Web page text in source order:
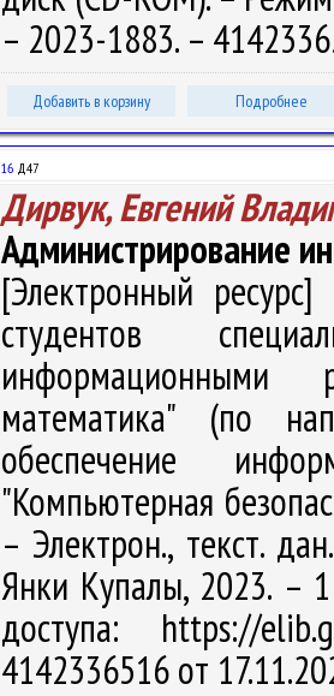
– 2023-1883. –
Добавить в корзину Подробнее
16 Д47
Дирвук, Евгений
Администрирование
[Электронный
студентов
информационными
математика" (по
обеспечение
"Компьютерная
– Электрон., текст.
Янки Купалы, 2023. –
доступа: https://
4142336516 от